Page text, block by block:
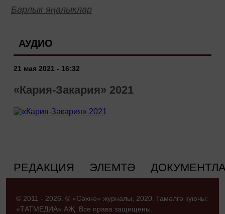
Барлык яңалыклар
АУДИО
21 мая 2021 - 16:32
«Кария-Закария» 2021
РЕДАКЦИЯ ЭЛЕМТӘ
© 2011 - 2026. © «Сәхнә» журналы, 2020. Гамәлгә куючы:
«ТАТМЕДИА» АҖ. Все права защищены.